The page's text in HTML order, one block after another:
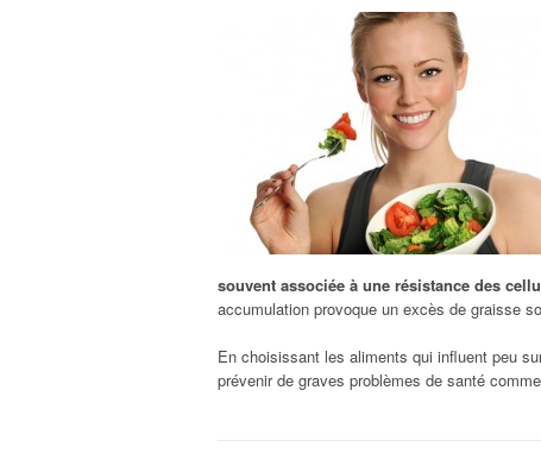
souvent associée à une résistance des
accumulation provoque un excès de graisse
En choisissant les aliments qui influent peu
prévenir de graves problèmes de santé